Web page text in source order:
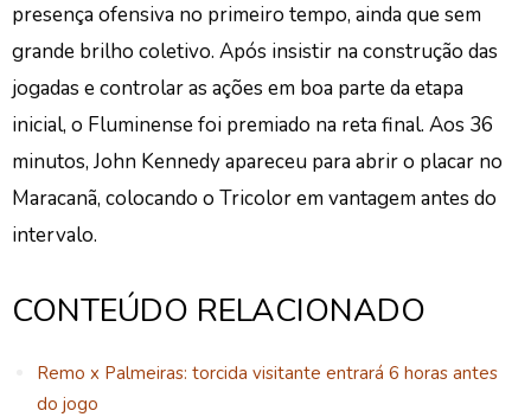
presença ofensiva no primeiro tempo, ainda que sem
grande brilho coletivo. Após insistir na construção das
jogadas e controlar as ações em boa parte da etapa
inicial, o Fluminense foi premiado na reta final. Aos 36
minutos, John Kennedy apareceu para abrir o placar no
Maracanã, colocando o Tricolor em vantagem antes do
intervalo.
CONTEÚDO RELACIONADO
Remo x Palmeiras: torcida visitante entrará 6 horas antes
do jogo